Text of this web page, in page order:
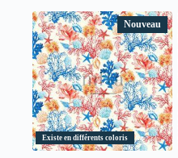
Nouveau
Existe en différents coloris